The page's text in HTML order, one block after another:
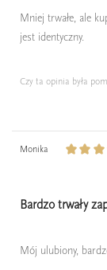
Mniej trwałe, ale
jest identyczny.
Czy ta opinia była
Monika
Bardzo trwały
Mój ulubiony,